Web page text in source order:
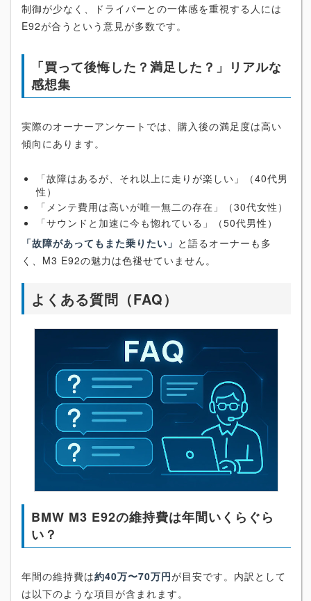
制御が少なく、ドライバーとの一体感を重視する人には
E92が合うという意見が多数です。
「買って後悔した？満足した？」リアルな
感想集
実際のオーナーアンケートでは、購入後の満足度は高い
傾向にあります。
「故障はあるが、それ以上に走りが楽しい」（40代男
性）
「メンテ費用は高いが唯一無二の存在」（30代女性）
「サウンドと加速に今も惚れている」（50代男性）
「故障があってもまた乗りたい」 と語るオーナーも多
く、M3 E92の魅力は色褪せていません。
よくある質問（FAQ）
BMW M3 E92の維持費は年間いくらぐら
い？
年間の維持費は約40万〜70万円が目安です。内訳として
は以下のような項目が含まれます。